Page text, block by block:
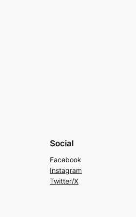
Social
Facebook
Instagram
Twitter/X